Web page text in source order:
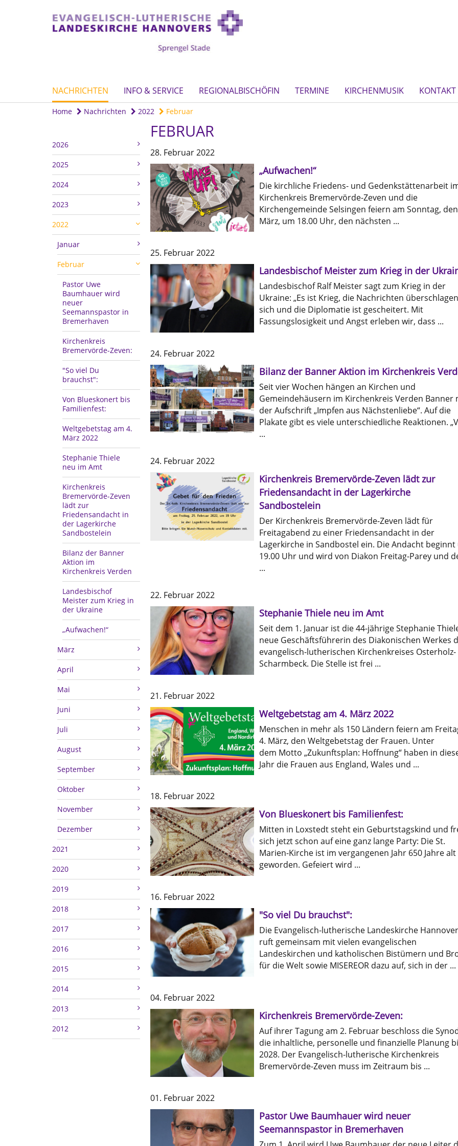
NACHRICHTEN INFO & SERVICE REGIONALBISCHÖFIN TERMINE KIRCHENMUSIK KONTAKT
Home Nachrichten 2022 Februar
2026
2025
2024
2023
2022
Januar
Februar
Pastor Uwe
Baumhauer wird
neuer
Seemannspastor in
Bremerhaven
Kirchenkreis
Bremervörde-Zeven:
"So viel Du
brauchst":
Von Blueskonert bis
Familienfest:
Weltgebetstag am 4.
März 2022
Stephanie Thiele
neu im Amt
Kirchenkreis
Bremervörde-Zeven
lädt zur
Friedensandacht in
der Lagerkirche
Sandbostelein
Bilanz der Banner
Aktion im
Kirchenkreis Verden
Landesbischof
Meister zum Krieg in
der Ukraine
„Aufwachen!“
März
April
Mai
Juni
Juli
August
September
Oktober
November
Dezember
2021
2020
2019
2018
2017
2016
2015
2014
2013
2012
FEBRUAR
28. Februar 2022
„Aufwachen!“
Die kirchliche Friedens- und Gedenkstättenarbeit
Kirchenkreis Bremervörde-Zeven und die
Kirchengemeinde Selsingen feiern am Sonntag,
März, um 18.00 Uhr, den nächsten ...
25. Februar 2022
Landesbischof Meister zum Krieg in der
Landesbischof Ralf Meister sagt zum Krieg in der
Ukraine: „Es ist Krieg, die Nachrichten überschlagen
sich und die Diplomatie ist gescheitert. Mit
Fassungslosigkeit und Angst erleben wir, dass ...
24. Februar 2022
Bilanz der Banner Aktion im Kirchenkreis
Seit vier Wochen hängen an Kirchen und
Gemeindehäusern im Kirchenkreis Verden Banner
der Aufschrift „Impfen aus Nächstenliebe“. Auf die
Plakate gibt es viele unterschiedliche Reaktionen.
...
24. Februar 2022
Kirchenkreis Bremervörde-Zeven lädt zur
Friedensandacht in der Lagerkirche
Sandbostelein
Der Kirchenkreis Bremervörde-Zeven lädt für
Freitagabend zu einer Friedensandacht in der
Lagerkirche in Sandbostel ein. Die Andacht beginnt
19.00 Uhr und wird von Diakon Freitag-Parey und
...
22. Februar 2022
Stephanie Thiele neu im Amt
Seit dem 1. Januar ist die 44-jährige Stephanie
neue Geschäftsführerin des Diakonischen Werkes
evangelisch-lutherischen Kirchenkreises Osterholz-
Scharmbeck. Die Stelle ist frei ...
21. Februar 2022
Weltgebetstag am 4. März 2022
Menschen in mehr als 150 Ländern feiern am
4. März, den Weltgebetstag der Frauen. Unter
dem Motto „Zukunftsplan: Hoffnung“ haben in
Jahr die Frauen aus England, Wales und ...
18. Februar 2022
Von Blueskonert bis Familienfest:
Mitten in Loxstedt steht ein Geburtstagskind und
sich jetzt schon auf eine ganz lange Party: Die St.
Marien-Kirche ist im vergangenen Jahr 650 Jahre alt
geworden. Gefeiert wird ...
16. Februar 2022
"So viel Du brauchst":
Die Evangelisch-lutherische Landeskirche
ruft gemeinsam mit vielen evangelischen
Landeskirchen und katholischen Bistümern und
für die Welt sowie MISEREOR dazu auf, sich in der ...
04. Februar 2022
Kirchenkreis Bremervörde-Zeven:
Auf ihrer Tagung am 2. Februar beschloss die
die inhaltliche, personelle und finanzielle Planung
2028. Der Evangelisch-lutherische Kirchenkreis
Bremervörde-Zeven muss im Zeitraum bis ...
01. Februar 2022
Pastor Uwe Baumhauer wird neuer
Seemannspastor in Bremerhaven